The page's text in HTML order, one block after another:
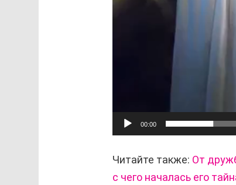
00:00
Читайте также: От
с чего началась его